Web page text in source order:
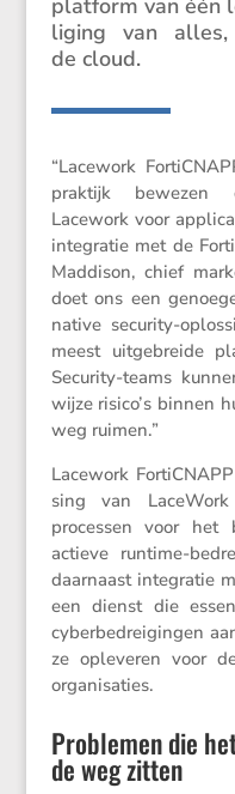
platform van één
li­ging van
de cloud.
“Lacework
praktijk bewezen
Lacework voor
integratie met de
Maddison, chief
doet ons een
native security-
meest uitge­breide
Security-teams
wijze risico’s binnen
weg ruimen.”
Lacework
sing van
processen voor het
actieve runtime-
daarnaast integratie
een dienst die
cyber­be­drei­gingen
ze opleveren voor
organisaties.
Problemen die
de weg zitten